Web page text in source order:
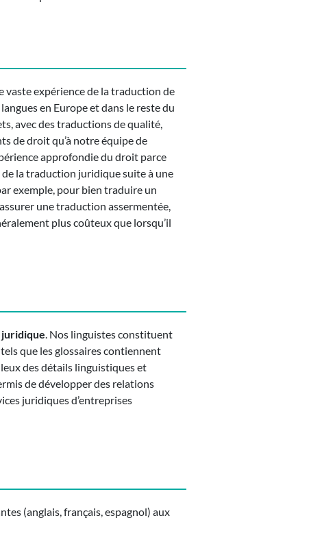
vaste expérience de la traduction de
en Europe et dans le reste du
avec des traductions de qualité,
de droit qu’à notre équipe de
approfondie du droit parce
la traduction juridique suite à une
exemple, pour bien traduire un
une traduction assermentée,
plus coûteux que lorsqu’il
. Nos linguistes constituent
que les glossaires contiennent
des détails linguistiques et
de développer des relations
juridiques d’entreprises
(anglais, français, espagnol) aux